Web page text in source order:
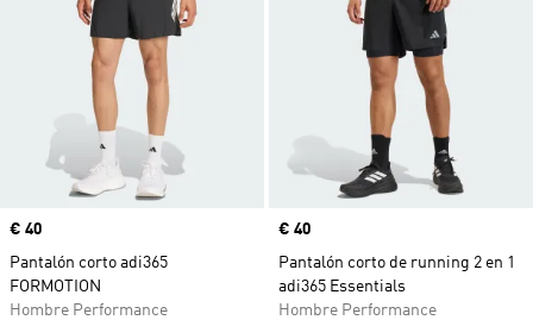
Precio
€ 40
Pantalón corto adi365
FORMOTION
Hombre Performance
Precio
€ 40
Pantalón corto de running 2 en 1
adi365 Essentials
Hombre Performance